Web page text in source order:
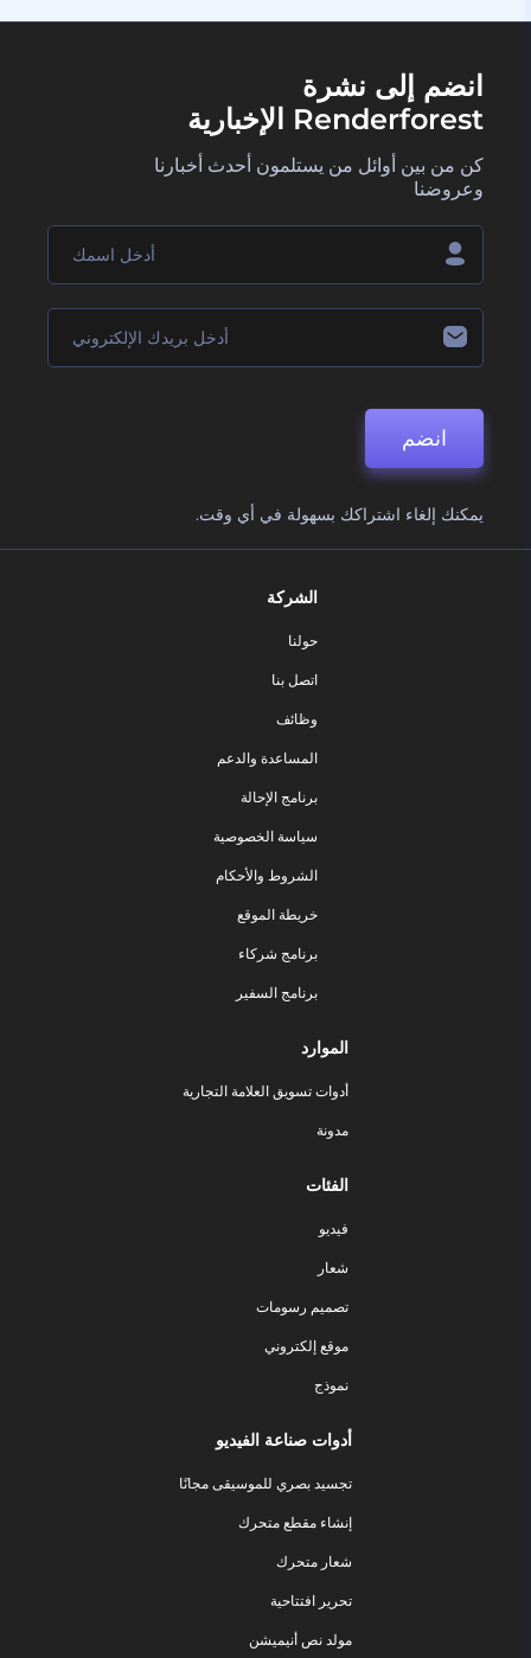
انضم إلى نشرة
Renderforest الإخبارية
كن من بين أوائل من يستلمون أحدث أخبارنا
وعروضنا
انضم
يمكنك إلغاء اشتراكك بسهولة في أي وقت.
الشركة
حولنا
اتصل بنا
وظائف
المساعدة والدعم
برنامج الإحالة
سياسة الخصوصية
الشروط والأحكام
خريطة الموقع
برنامج شركاء
برنامج السفير
الموارد
أدوات تسويق العلامة التجارية
مدونة
الفئات
فيديو
شعار
تصميم رسومات
موقع إلكتروني
نموذج
أدوات صناعة الفيديو
تجسيد بصري للموسيقى مجانًا
إنشاء مقطع متحرك
شعار متحرك
تحرير افتتاحية
مولد نص أنيميشن